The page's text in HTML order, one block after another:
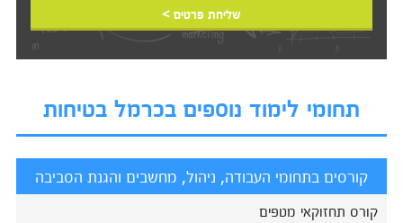
שליחת פרטים >
תחומי לימוד נוספים בכרמל בטיחות
קורסים בתחומי העבודה, ניהול, מחשבים והגנת הסביבה
קורס תחזוקאי מטפים